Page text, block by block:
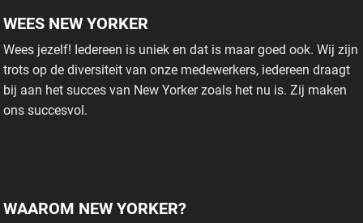
WEES NEW YORKER
Wees jezelf! Iedereen is uniek en dat is maar goed ook. Wij zijn
trots op de diversiteit van onze medewerkers, iedereen draagt
bij aan het succes van New Yorker zoals het nu is. Zij maken
ons succesvol.
WAAROM NEW YORKER?